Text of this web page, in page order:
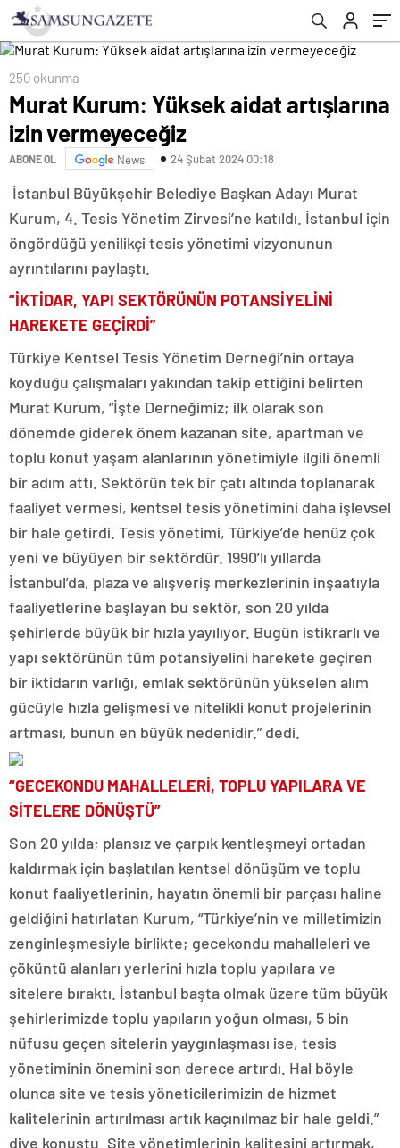
250 okunma
Murat Kurum: Yüksek aidat artışlarına
izin vermeyeceğiz
ABONE OL News 24 Şubat 2024 00:18
İstanbul Büyükşehir Belediye Başkan Adayı Murat
Kurum, 4. Tesis Yönetim Zirvesi’ne katıldı. İstanbul için
öngördüğü yenilikçi tesis yönetimi vizyonunun
ayrıntılarını paylaştı.
“İKTİDAR, YAPI SEKTÖRÜNÜN POTANSİYELİNİ
HAREKETE GEÇİRDİ”
Türkiye Kentsel Tesis Yönetim Derneği’nin ortaya
koyduğu çalışmaları yakından takip ettiğini belirten
Murat Kurum, “İşte Derneğimiz; ilk olarak son
dönemde giderek önem kazanan site, apartman ve
toplu konut yaşam alanlarının yönetimiyle ilgili önemli
bir adım attı. Sektörün tek bir çatı altında toplanarak
faaliyet vermesi, kentsel tesis yönetimini daha işlevsel
bir hale getirdi. Tesis yönetimi, Türkiye’de henüz çok
yeni ve büyüyen bir sektördür. 1990’lı yıllarda
İstanbul’da, plaza ve alışveriş merkezlerinin inşaatıyla
faaliyetlerine başlayan bu sektör, son 20 yılda
şehirlerde büyük bir hızla yayılıyor. Bugün istikrarlı ve
yapı sektörünün tüm potansiyelini harekete geçiren
bir iktidarın varlığı, emlak sektörünün yükselen alım
gücüyle hızla gelişmesi ve nitelikli konut projelerinin
artması, bunun en büyük nedenidir.” dedi.
“GECEKONDU MAHALLELERİ, TOPLU YAPILARA VE
SİTELERE DÖNÜŞTÜ”
Son 20 yılda; plansız ve çarpık kentleşmeyi ortadan
kaldırmak için başlatılan kentsel dönüşüm ve toplu
konut faaliyetlerinin, hayatın önemli bir parçası haline
geldiğini hatırlatan Kurum, “Türkiye’nin ve milletimizin
zenginleşmesiyle birlikte; gecekondu mahalleleri ve
çöküntü alanları yerlerini hızla toplu yapılara ve
sitelere bıraktı. İstanbul başta olmak üzere tüm büyük
şehirlerimizde toplu yapıların yoğun olması, 5 bin
nüfusu geçen sitelerin yaygınlaşması ise, tesis
yönetiminin önemini son derece artırdı. Hal böyle
olunca site ve tesis yöneticilerimizin de hizmet
kalitelerinin artırılması artık kaçınılmaz bir hale geldi.”
diye konuştu. Site yönetimlerinin kalitesini artırmak,